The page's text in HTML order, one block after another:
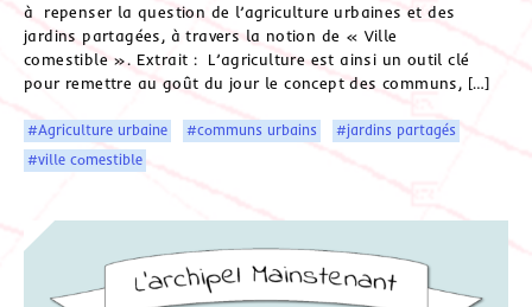
à repenser la question de l’agriculture urbaines et des
jardins partagées, à travers la notion de « Ville
comestible ». Extrait : L’agriculture est ainsi un outil clé
pour remettre au goût du jour le concept des communs, […]
#Agriculture urbaine #communs urbains
#jardins partagés
#ville comestible